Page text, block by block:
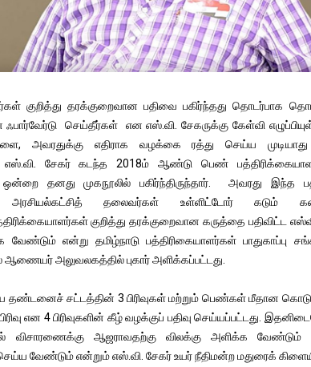
குறித்து தரக்குறைவான பதிவை பகிர்ந்தது தொடர்பாக
செய்தீர்கள் என எஸ்.வி. சேகருக்கு கேள்வி
அவரதுக்கு எதிராக வழக்கை ரத்து செய்ய
எஸ்.வி. சேகர் கடந்த 2018ம் ஆண்டு பெண்
ஒன்றை தனது முகநூலில் பகிர்ந்திருந்தார். அவரது இந்த
அரசியல்கட்சித் தலைவர்கள் உள்ளிட்டோர் கடும்
குறித்து தரக்குறைவான கருத்தை பதிவிட்ட
வேண்டும் என்று தமிழ்நாடு பத்திரிகையாளர்கள் பாதுகாப்பு
அலுவலகத்தில் புகார் அளிக்கப்பட்டது.
தண்டனைச் சட்டத்தின் 3 பிரிவுகள் மற்றும் பெண்கள் மீதான
என 4 பிரிவுகளின் கீழ் வழக்குப் பதிவு செய்யப்பட்டது.
விசாரணைக்கு ஆஜராவதற்கு விலக்கு அளிக்க வேண்டும்
வேண்டும் என்றும் எஸ்.வி. சேகர் உயர் நீதிமன்ற மதுரைக்